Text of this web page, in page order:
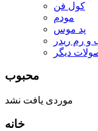
کول فن
مودم
پد موس
و رم ریدر
دیگر
محبوب
موردی یافت نشد
خانه